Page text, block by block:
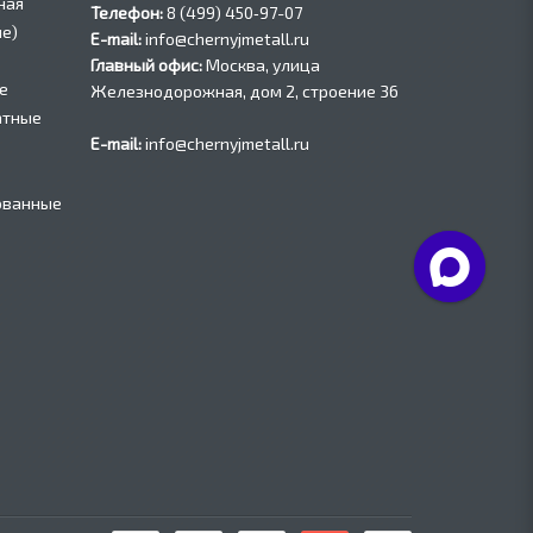
Телефон:8 (499) 450‑97-07
E-mail:info@chernyjmetall.ru
Главный офис:Москва, улица
Железнодорожная, дом 2, строение 36
E-mail:info@chernyjmetall.ru